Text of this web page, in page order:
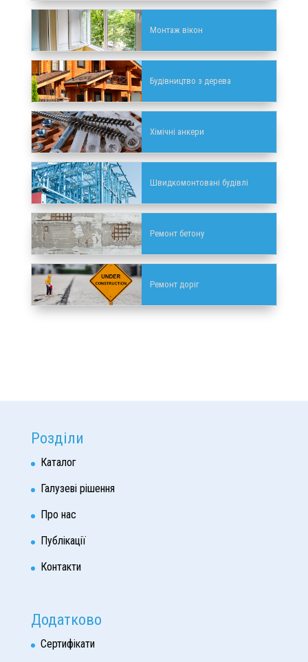
Монтаж вікон
Будівництво з дерева
Хімічні анкери
Швидкомонтовані будівлі
Ремонт бетону
Ремонт доріг
Розділи
Каталог
Галузеві рішення
Про нас
Публікації
Контакти
Додатково
Сертифікати